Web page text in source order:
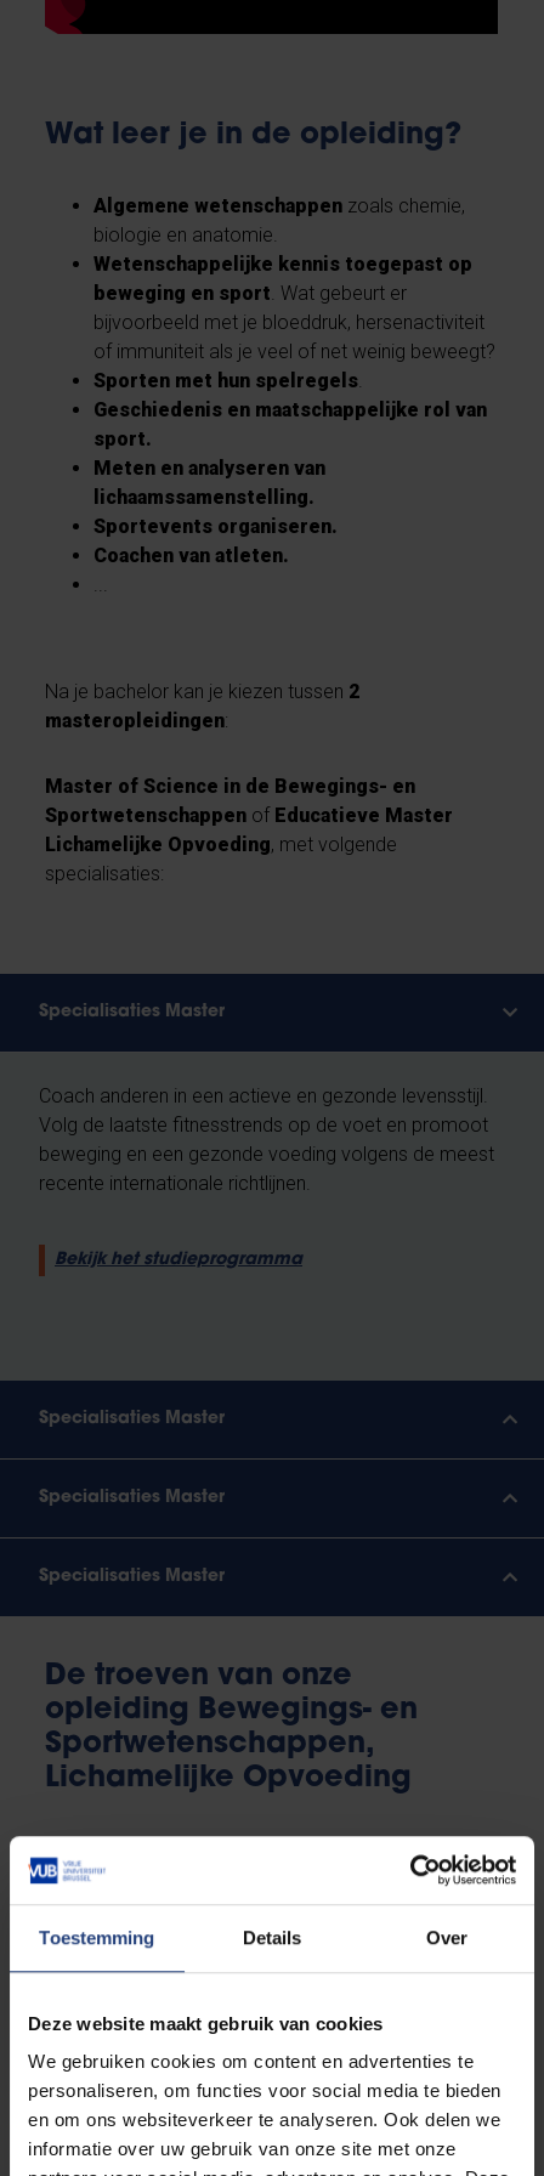
Toestemming Details Over
Deze website maakt gebruik van cookies
We gebruiken cookies om content en advertenties te
personaliseren, om functies voor social media te bieden
en om ons websiteverkeer te analyseren. Ook delen we
informatie over uw gebruik van onze site met onze
Wat leer je in de opleiding?
Algemene wetenschappen zoals chemie,
biologie en anatomie.
Wetenschappelijke kennis toegepast op
beweging en sport. Wat gebeurt er
bijvoorbeeld met je bloeddruk, hersenactiviteit
of immuniteit als je veel of net weinig beweegt?
Sporten met hun spelregels.
Geschiedenis en maatschappelijke rol van
sport.
Meten en analyseren van
lichaamssamenstelling.
Sportevents organiseren.
Coachen van atleten.
...
Na je bachelor kan je kiezen tussen 2
masteropleidingen:
Master of Science in de Bewegings- en
Sportwetenschappen of Educatieve Master
Lichamelijke Opvoeding, met volgende
specialisaties:
Specialisaties Master
Coach anderen in een actieve en gezonde levensstijl.
Volg de laatste fitnesstrends op de voet en promoot
beweging en een gezonde voeding volgens de meest
recente internationale richtlijnen.
Bekijk het studieprogramma
Specialisaties Master
Specialisaties Master
Specialisaties Master
De troeven van onze
opleiding Bewegings- en
Sportwetenschappen,
Lichamelijke Opvoeding
Je ontdekt wat een menselijk lichaam kan
presteren en
hoe je anderen begeleidtom
op sportniveau het beste uit zichzelf te halen.
Je promoot een
actieve en gezonde
levensstijl
Je leert sportactiviteitenorganiseren van a
tot z.
Je kan deelnemen aan internationale studie- of
stagemobiliteit, kort of lang, binnen of buiten
Europa, individueel, in groep of via projecten.
Check de video van onze mobiliteit naar